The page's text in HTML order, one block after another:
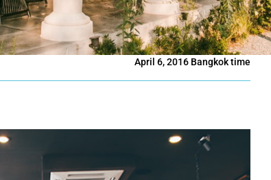
April 6, 2016 Bangkok time